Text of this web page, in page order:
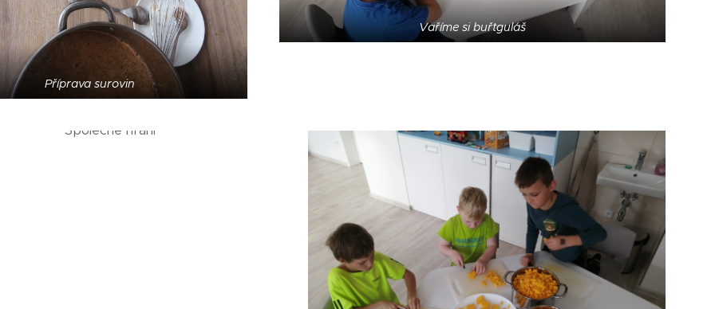
Příprava surovin
Vaříme si buřtguláš